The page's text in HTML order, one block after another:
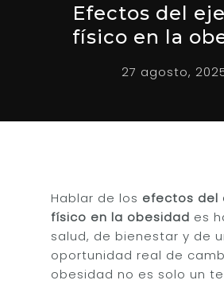
Efectos del
físico en la
27 agosto,
Hablar de los efectos del
físico en la obesidad es
salud, de bienestar y de
oportunidad real de
obesidad no es solo un